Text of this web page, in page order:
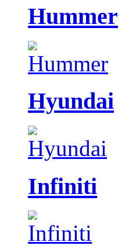
Hummer
Hyundai
Infiniti